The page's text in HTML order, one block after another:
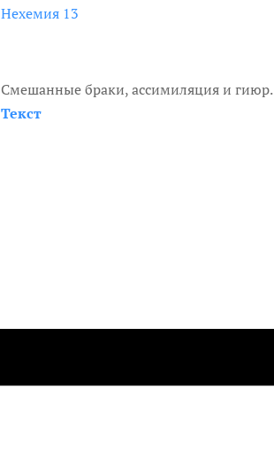
Нехемия 13
Смешанные браки, ассимиляция и гиюр.
Текст